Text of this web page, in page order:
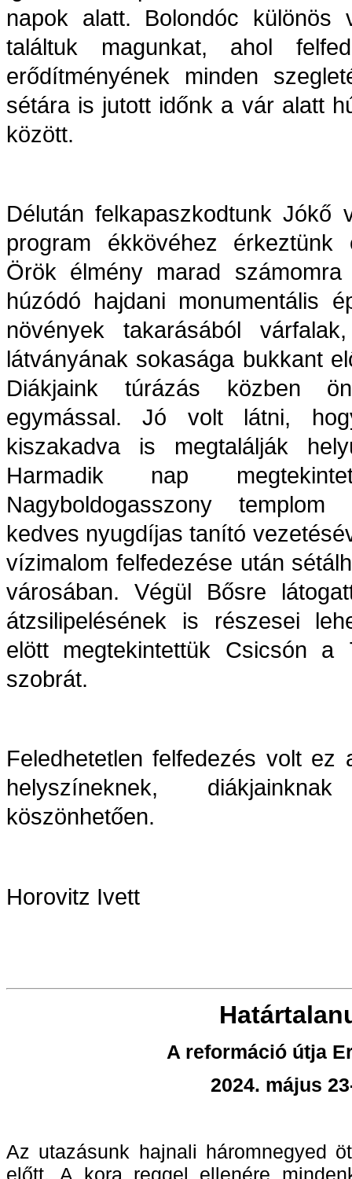
napok alatt. Bolondóc különös
találtuk magunkat, ahol
erődítményének minden
sétára is jutott időnk a vár alatt
között.
Délután felkapaszkodtunk Jókő
program ékkövéhez
Örök élmény marad
húzódó hajdani monumentális
növények takarásából
látványának sokasága bukkant
Diákjaink túrázás közben
egymással. Jó volt látni,
kiszakadva is megtalálják
Harmadik nap
Nagyboldogasszony templom
kedves nyugdíjas tanító
vízimalom felfedezése után
városában. Végül Bősre
átzsilipelésének is részesei
elött megtekintettük Csicsón
szobrát.
Feledhetetlen felfedezés volt
helyszíneknek,
köszönhetően.
Horovitz Ivett
A reformáció útja
2024. május
Az utazásunk hajnali háromnegyed
előtt. A kora reggel ellenére